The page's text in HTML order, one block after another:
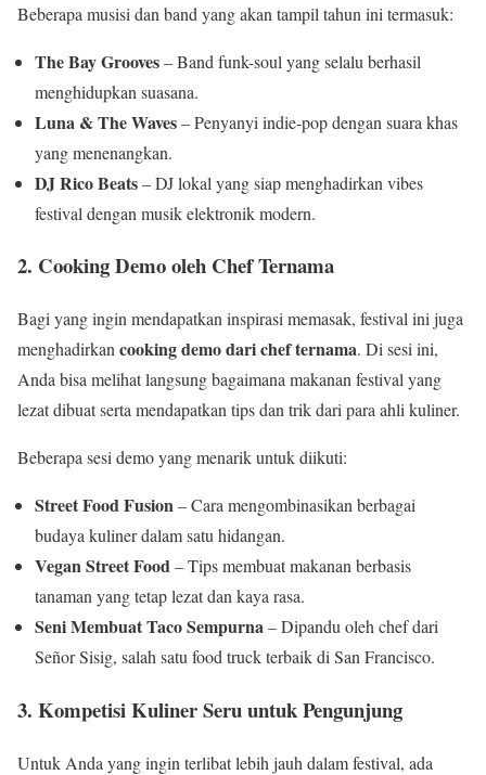
Beberapa musisi dan band yang akan tampil tahun ini termasuk:
The Bay Grooves– Band funk-soul yang selalu berhasil
menghidupkan suasana.
Luna & The Waves– Penyanyi indie-pop dengan suara khas
yang menenangkan.
DJ Rico Beats– DJ lokal yang siap menghadirkan vibes
festival dengan musik elektronik modern.
2. Cooking Demo oleh Chef Ternama
Bagi yang ingin mendapatkan inspirasi memasak, festival ini juga
menghadirkan cooking demo dari chef ternama. Di sesi ini,
Anda bisa melihat langsung bagaimana makanan festival yang
lezat dibuat serta mendapatkan tips dan trik dari para ahli kuliner.
Beberapa sesi demo yang menarik untuk diikuti:
Street Food Fusion– Cara mengombinasikan berbagai
budaya kuliner dalam satu hidangan.
Vegan Street Food– Tips membuat makanan berbasis
tanaman yang tetap lezat dan kaya rasa.
Seni Membuat Taco Sempurna– Dipandu oleh chef dari
Señor Sisig, salah satu food truck terbaik di San Francisco.
3. Kompetisi Kuliner Seru untuk Pengunjung
Untuk Anda yang ingin terlibat lebih jauh dalam festival, ada